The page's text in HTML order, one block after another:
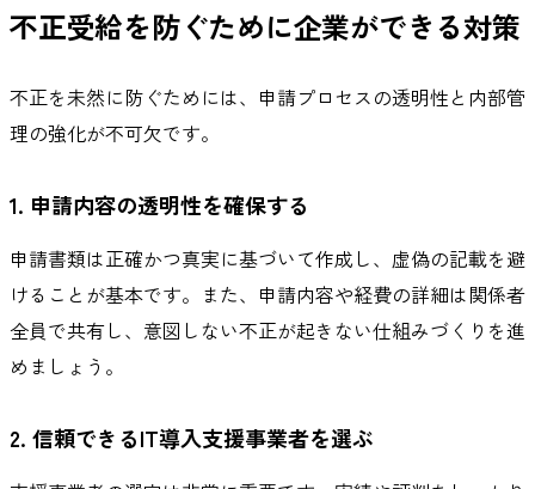
不正受給を防ぐために企業ができる対策
不正を未然に防ぐためには、申請プロセスの透明性と内部管
理の強化が不可欠です。
1. 申請内容の透明性を確保する
申請書類は正確かつ真実に基づいて作成し、虚偽の記載を避
けることが基本です。また、申請内容や経費の詳細は関係者
全員で共有し、意図しない不正が起きない仕組みづくりを進
めましょう。
2. 信頼できるIT導入支援事業者を選ぶ